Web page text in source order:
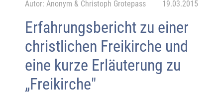
Autor: Anonym & Christoph Grotepass 19.03.2015
Erfahrungsbericht zu einer
christlichen Freikirche und
eine kurze Erläuterung zu
„Freikirche"